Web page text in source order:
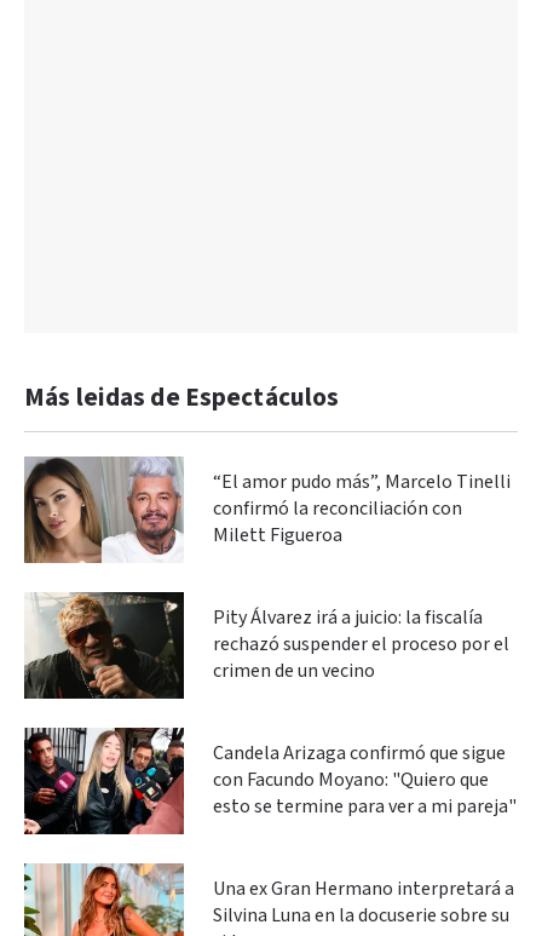
Más leidas de Espectáculos
“El amor pudo más”, Marcelo Tinelli
confirmó la reconciliación con
Milett Figueroa
Pity Álvarez irá a juicio: la fiscalía
rechazó suspender el proceso por el
crimen de un vecino
Candela Arizaga confirmó que sigue
con Facundo Moyano: "Quiero que
esto se termine para ver a mi pareja"
Una ex Gran Hermano interpretará a
Silvina Luna en la docuserie sobre su